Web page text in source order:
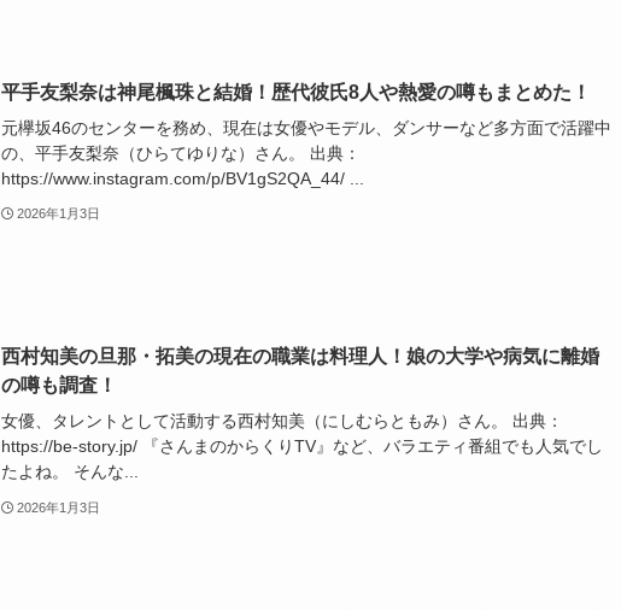
平手友梨奈は神尾楓珠と結婚！歴代彼氏8人や熱愛の噂もまとめた！
元欅坂46のセンターを務め、現在は女優やモデル、ダンサーなど多方面で活躍中
の、平手友梨奈（ひらてゆりな）さん。 出典：
https://www.instagram.com/p/BV1gS2QA_44/ ...
2026年1月3日
西村知美の旦那・‎拓美の現在の職業は料理人！娘の大学や病気に離婚
の噂も調査！
女優、タレントとして活動する西村知美（にしむらともみ）さん。 出典：
https://be-story.jp/ 『さんまのからくりTV』など、バラエティ番組でも人気でし
たよね。 そんな...
2026年1月3日